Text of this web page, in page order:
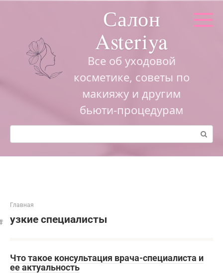
Салон
Asteriya
Все об уходовой
косметике, советы по
макияжу и другим
бьюти-процедурам
Поиск:
Главная
узкие специалисты
Что такое консультация врача-специалиста и
ее актуальность